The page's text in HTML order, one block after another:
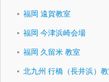
福岡 遠賀教室
福岡 今津浜崎会場
福岡 久留米 教室
北九州 行橋（長井浜）